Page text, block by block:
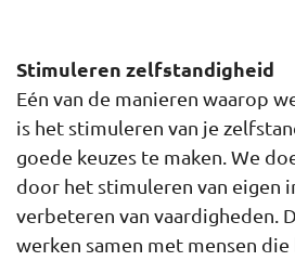
Stimuleren zelfstandigheid
Eén van de manieren waarop
is het stimuleren van je
goede keuzes te maken. We
door het stimuleren van eigen
verbeteren van vaardigheden.
werken samen met mensen